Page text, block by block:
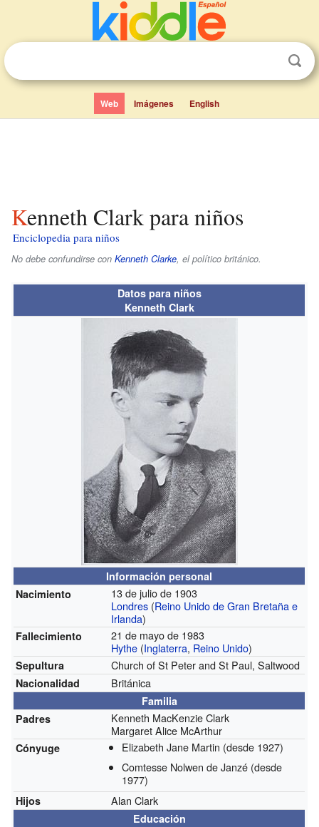
Web Imágenes English
Kenneth Clark para niños
Enciclopedia para niños
No debe confundirse con Kenneth Clarke, el político británico.
Datos para niños
Kenneth Clark
Información personal
Nacimiento
13 de julio de 1903
Londres (Reino Unido de Gran Bretaña e
Irlanda)
Fallecimiento
21 de mayo de 1983
Hythe (Inglaterra, Reino Unido)
Sepultura Church of St Peter and St Paul, Saltwood
Nacionalidad Británica
Familia
Padres
Kenneth MacKenzie Clark
Margaret Alice McArthur
Cónyuge Elizabeth Jane Martin (desde 1927)
Comtesse Nolwen de Janzé (desde
1977)
Hijos Alan Clark
Educación